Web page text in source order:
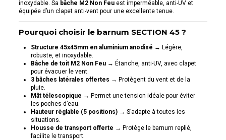
inoxydable. Sa bâche M2 Non Feu est imperméable, anti-UV et
équipée d’un clapet anti-vent pour une excellente tenue.
Pourquoi choisir le barnum SECTION 45 ?
Structure 45x45mm en aluminium anodisé → Légère,
robuste, et inoxydable.
Bâche de toit M2 Non Feu → Étanche, anti-UV, avec clapet
pour évacuer le vent.
3 bâches latérales offertes → Protègent du vent et de la
pluie.
Mât télescopique → Permet une tension idéale pour éviter
les poches d’eau.
Hauteur réglable (5 positions) → S’adapte à toutes les
situations.
Housse de transport offerte → Protège le barnum replié,
facilite le transport.